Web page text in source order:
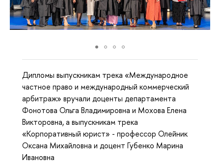
Дипломы выпускникам трека «Международное
частное право и международный коммерческий
арбитраж» вручали доценты департамента
Фонотова Ольга Владимировна и Мохова Елена
Викторовна, а выпускникам трека
«Корпоративный юрист» - профессор Олейник
Оксана Михайловна и доцент Губенко Марина
Ивановна